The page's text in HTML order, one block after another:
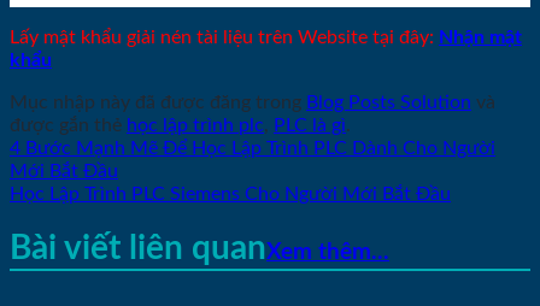
Lấy mật khẩu giải nén tài liệu trên Website tại đây: Nhận mật
khẩu
Mục nhập này đã được đăng trong Blog Posts Solution và
được gắn thẻ học lập trình plc, PLC là gì.
4 Bước Mạnh Mẽ Để Học Lập Trình PLC Dành Cho Người
Mới Bắt Đầu
Học Lập Trình PLC Siemens Cho Người Mới Bắt Đầu
Bài viết liên quanXem thêm...